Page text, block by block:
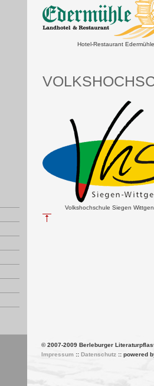
Hotel-Restaurant Edermühle
Volkshochschule Siegen
© 2007-2009 Berleburger
Impressum:: Datenschutz:: powered